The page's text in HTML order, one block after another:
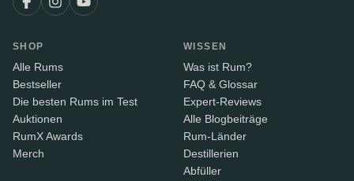
SHOP
Alle Rums
Bestseller
Die besten Rums im Test
Auktionen
RumX Awards
Merch
WISSEN
Was ist Rum?
FAQ & Glossar
Expert-Reviews
Alle Blogbeiträge
Rum-Länder
Destillerien
Abfüller